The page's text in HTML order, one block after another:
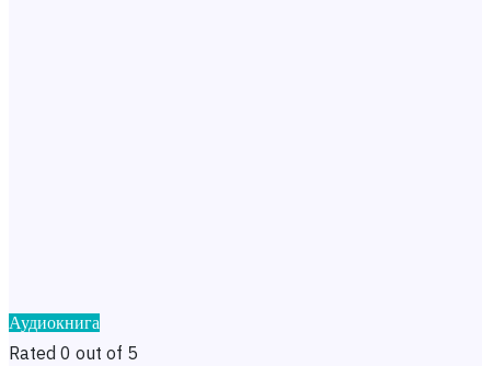
Аудиокнига
Rated 0 out of 5